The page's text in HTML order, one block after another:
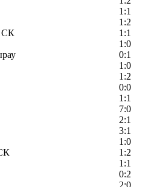
1:1
1:2
СК
1:1
1:0
0:1
1:0
1:2
0:0
1:1
7:0
2:1
3:1
1:0
1:2
1:1
0:2